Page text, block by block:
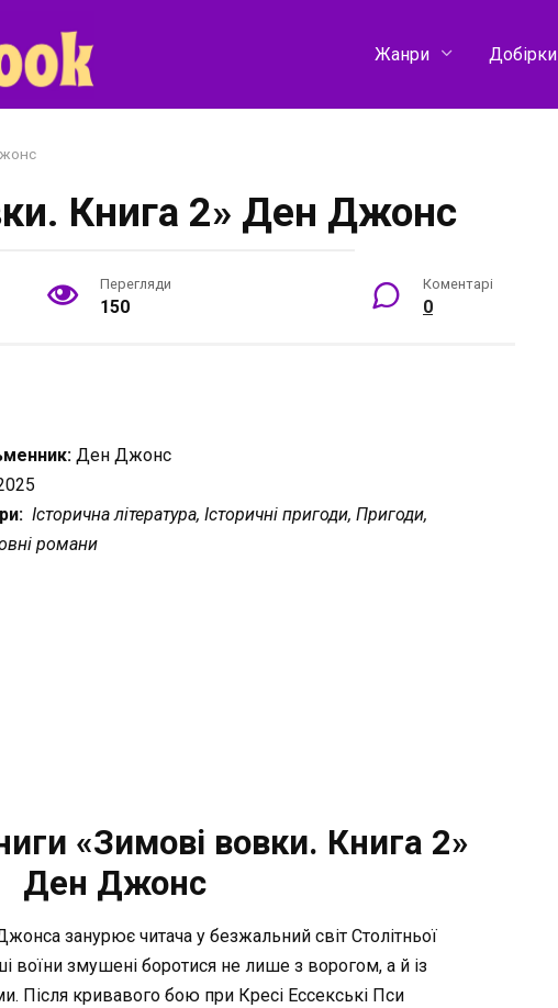
Жанри Добірки
Книга 2» Ден Джонс
Перегляди
150
Коментарі
0
Ден Джонс
Історична література, Історичні пригоди, Пригоди,
романи
«Зимові вовки. Книга 2»
Ден Джонс
занурює читача у безжальний світ Столітньої
воїни змушені боротися не лише з ворогом, а й із
Після кривавого бою при Кресі Ессекські Пси